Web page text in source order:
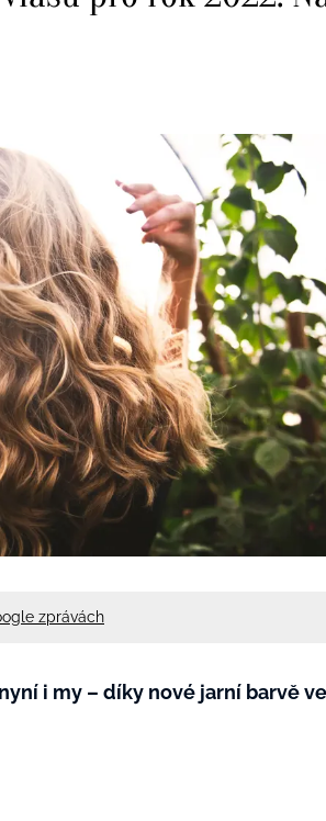
zprávách
i my – díky nové jarní barvě